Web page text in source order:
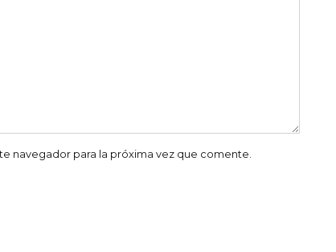
navegador para la próxima vez que comente.